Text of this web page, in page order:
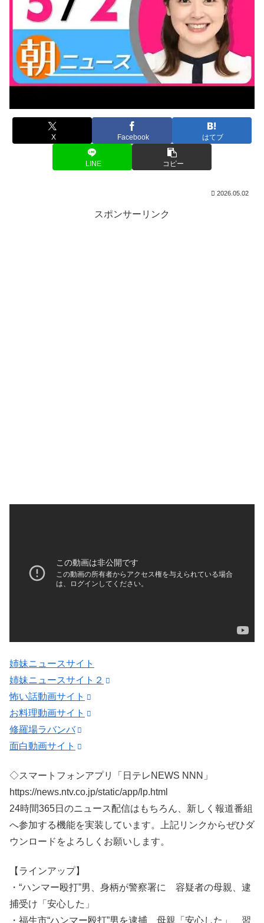
X Facebook はてブ
LINE コピー
2026.05.02
スポンサーリンク
姉妹ニュースサイト
姉妹ニュースサイト２
怖い話動画サイト
お料理動画サイト
修羅場ラバンバ
面白動画サイト
◇スマートフォンアプリ「日テレNEWS NNN」
https://news.ntv.co.jp/static/app/lp.html
24時間365日のニュース配信はもちろん、新しく報道番組
へ参加する機能を実装しています。上記リンクからぜひダ
ウンロードをよろしくお願いします。
【ラインアップ】
・“ハンマー殴打”男、身柄が警察署に 容疑者の母親、逮
捕受け「安心した」
・福生市“ハンマー殴打”男を逮捕 母親「安心した」 習